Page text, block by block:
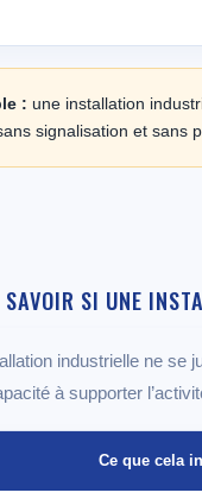
: une installation
signalisation et sans
SAVOIR SI UNE
industrielle ne se
à supporter
Ce que cela